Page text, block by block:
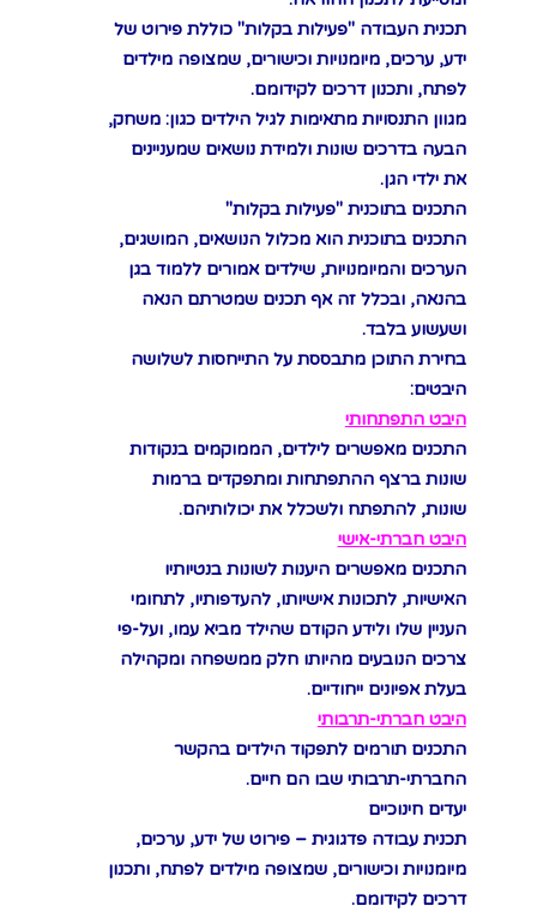
תכנית העבודה "פעילות בקלות" כוללת פירוט של
ידע, ערכים, מיומנויות וכישורים, שמצופה מילדים
לפתח, ותכנון דרכים לקידומם.
מגוון התנסויות מתאימות לגיל הילדים כגון: משחק,
הבעה בדרכים שונות ולמידת נושאים שמעניינים
את ילדי הגן.
התכנים בתוכנית "פעילות בקלות"
התכנים בתוכנית הוא מכלול הנושאים, המושגים,
הערכים והמיומנויות, שילדים אמורים ללמוד בגן
בהנאה, ובכלל זה אף תכנים שמטרתם הנאה
ושעשוע בלבד.
בחירת התוכן מתבססת על התייחסות לשלושה
היבטים:
היבט התפתחותי
התכנים מאפשרים לילדים, הממוקמים בנקודות
שונות ברצף ההתפתחות ומתפקדים ברמות
שונות, להתפתח ולשכלל את יכולותיהם.
היבט חברתי-אישי
התכנים מאפשרים היענות לשונות בנטיותיו
האישיות, לתכונות אישיותו, להעדפותיו, לתחומי
העניין שלו ולידע הקודם שהילד מביא עמו, ועל-פי
צרכים הנובעים מהיותו חלק ממשפחה ומקהילה
בעלת אפיונים ייחודיים.
היבט חברתי-תרבותי
התכנים תורמים לתפקוד הילדים בהקשר
החברתי-תרבותי שבו הם חיים.
יעדים חינוכיים
תכנית עבודה פדגוגית – פירוט של ידע, ערכים,
מיומנויות וכישורים, שמצופה מילדים לפתח, ותכנון
דרכים לקידומם.